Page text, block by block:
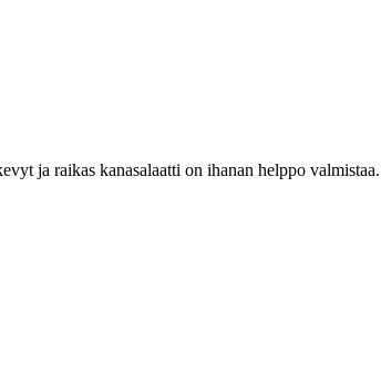
ja raikas kanasalaatti on ihanan helppo